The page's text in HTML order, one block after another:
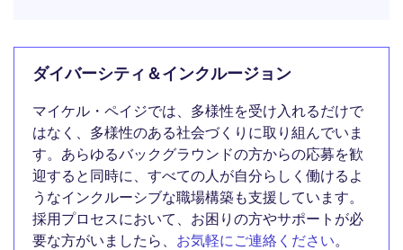
ダイバーシティ＆インクルージョン
マイケル・ペイジでは、多様性を受け入れるだけで
はなく、多様性のある社会づくりに取り組んでいま
す。あらゆるバックグラウンドの方からの応募を歓
迎すると同時に、すべての人が自分らしく働けるよ
うなインクルーシブな職場構築も支援しています。
採用プロセスにおいて、お困りの方やサポートが必
要な方がいましたら、 お気軽にご連絡ください。